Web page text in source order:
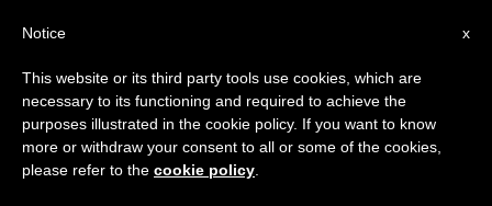
TAG
Posts Tagged
x
Notice
This website or its third party tools use cookies, which are
necessary to its functioning and required to achieve the
purposes illustrated in the cookie policy. If you want to know
more or withdraw your consent to all or some of the cookies,
please refer to the cookie policy